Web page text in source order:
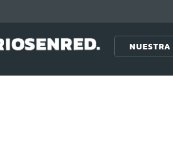
NUESTRA